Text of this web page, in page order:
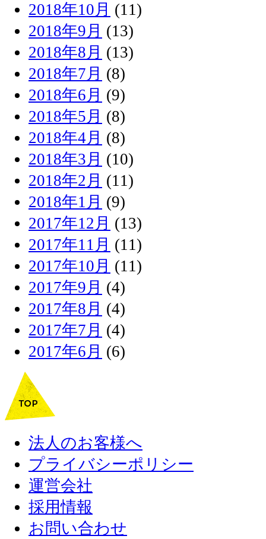
2018年10月 (11)
2018年9月 (13)
2018年8月 (13)
2018年7月 (8)
2018年6月 (9)
2018年5月 (8)
2018年4月 (8)
2018年3月 (10)
2018年2月 (11)
2018年1月 (9)
2017年12月 (13)
2017年11月 (11)
2017年10月 (11)
2017年9月 (4)
2017年8月 (4)
2017年7月 (4)
2017年6月 (6)
法人のお客様へ
プライバシーポリシー
運営会社
採用情報
お問い合わせ